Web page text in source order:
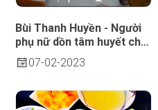
Bùi Thanh Huyền - Người
phụ nữ dồn tâm huyết cho
nghề nước mắm truyền
thống Phú Quốc
07 02-2023